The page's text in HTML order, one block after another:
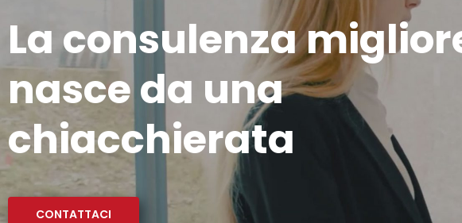
La consulenza
nasce da una
chiacchierata
CONTATTACI